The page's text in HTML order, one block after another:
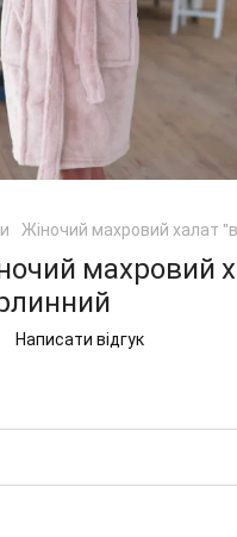
Жіночий махровий халат
махровий
Написати відгук